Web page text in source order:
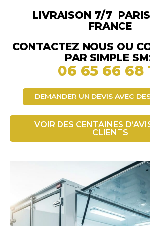
LIVRAISON 7/7
FRANCE
CONTACTEZ NOUS OU
PAR SIMPLE
06 65 66 68
DEMANDER UN DEVIS AVEC
VOIR DES CENTAINES
CLIENTS